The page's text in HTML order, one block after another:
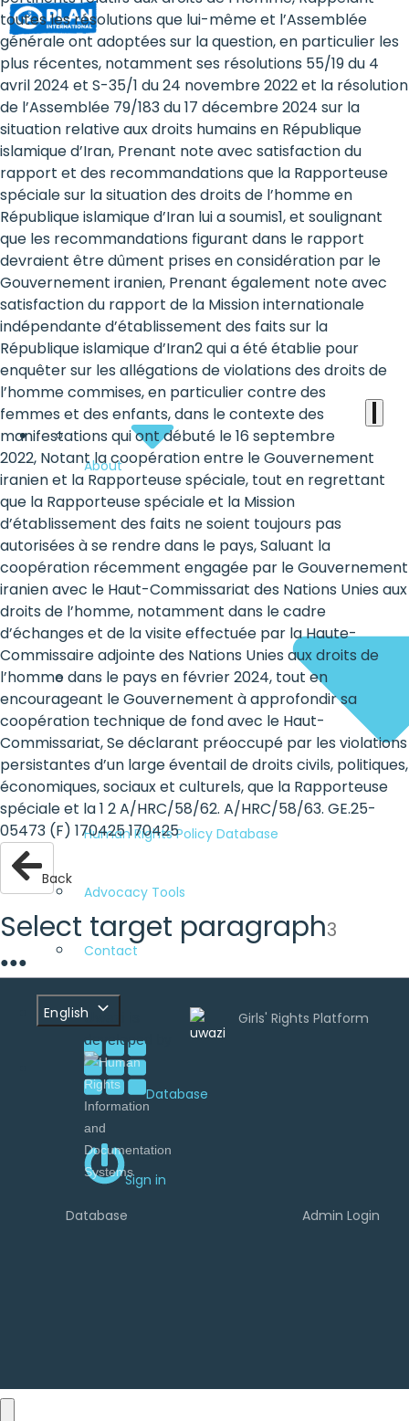
human
rights:
Positioning
girls
at
the
heart
of
the
international
agenda
About
Human Rights Policy Database
Advocacy Tools
Contact
English
Database
Sign in
toutes les résolutions que lui-même et l’Assemblée
générale ont adoptées sur la question, en particulier les
plus récentes, notamment ses résolutions 55/19 du 4
avril 2024 et S-35/1 du 24 novembre 2022 et la résolution
de l’Assemblée 79/183 du 17 décembre 2024 sur la
situation relative aux droits humains en République
islamique d’Iran, Prenant note avec satisfaction du
rapport et des recommandations que la Rapporteuse
spéciale sur la situation des droits de l’homme en
République islamique d’Iran lui a soumis1, et soulignant
que les recommandations figurant dans le rapport
devraient être dûment prises en considération par le
Gouvernement iranien, Prenant également note avec
satisfaction du rapport de la Mission internationale
indépendante d’établissement des faits sur la
République islamique d’Iran2 qui a été établie pour
enquêter sur les allégations de violations des droits de
l’homme commises, en particulier contre des
femmes et des enfants, dans le contexte des
manifestations qui ont débuté le 16 septembre
2022, Notant la coopération entre le Gouvernement
iranien et la Rapporteuse spéciale, tout en regrettant
que la Rapporteuse spéciale et la Mission
d’établissement des faits ne soient toujours pas
autorisées à se rendre dans le pays, Saluant la
coopération récemment engagée par le Gouvernement
iranien avec le Haut-Commissariat des Nations Unies aux
droits de l’homme, notamment dans le cadre
d’échanges et de la visite effectuée par la Haute-
Commissaire adjointe des Nations Unies aux droits de
l’homme dans le pays en février 2024, tout en
encourageant le Gouvernement à approfondir sa
coopération technique de fond avec le Haut-
Commissariat, Se déclarant préoccupé par les violations
persistantes d’un large éventail de droits civils, politiques,
économiques, sociaux et culturels, que la Rapporteuse
spéciale et la 1 2 A/HRC/58/62. A/HRC/58/63. GE.25-
05473 (F) 170425 170425
Back
Select target paragraph3
●●●
Uwazi is
developed by
Database Admin Login